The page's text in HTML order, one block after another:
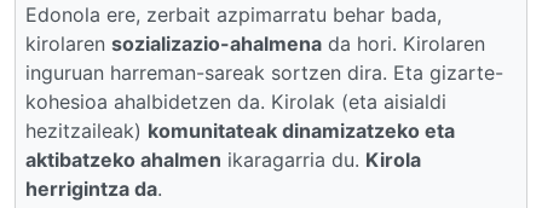
Edonola ere, zerbait azpimarratu behar bada,
kirolaren sozializazio-ahalmena da hori. Kirolaren
inguruan harreman-sareak sortzen dira. Eta gizarte-
kohesioa ahalbidetzen da. Kirolak (eta aisialdi
hezitzaileak) komunitateak dinamizatzeko eta
aktibatzeko ahalmen ikaragarria du. Kirola
herrigintza da.